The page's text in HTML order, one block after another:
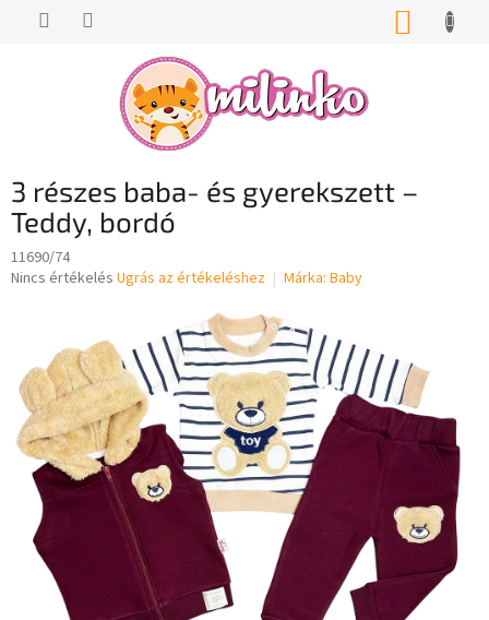
KOSÁR
3 részes baba- és gyerekszett –
Teddy, bordó
11690/74
A
ből
0,0
csillag.
Nincs értékelés Ugrás az értékeléshez Márka: Baby